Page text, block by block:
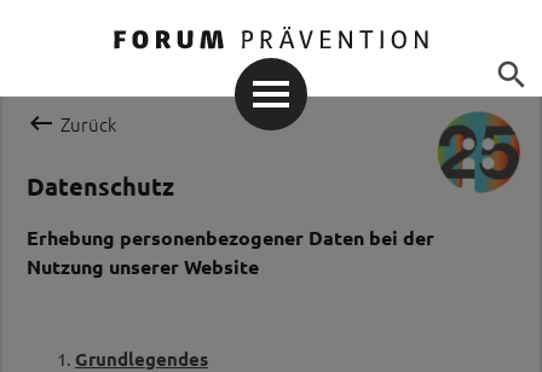

 Zurück
Datenschutz
Erhebung personenbezogener Daten bei der
Nutzung unserer Website
Grundlegendes